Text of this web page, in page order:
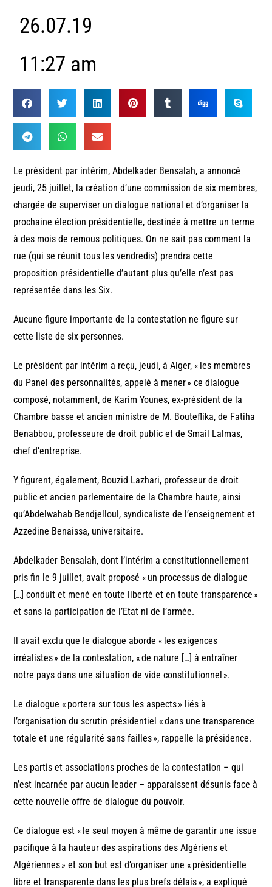
26.07.19
11:27 am
Le président par intérim, Abdelkader Bensalah, a annoncé
jeudi, 25 juillet, la création d’une commission de six membres,
chargée de superviser un dialogue national et d’organiser la
prochaine élection présidentielle, destinée à mettre un terme
à des mois de remous politiques. On ne sait pas comment la
rue (qui se réunit tous les vendredis) prendra cette
proposition présidentielle d’autant plus qu’elle n’est pas
représentée dans les Six.
Aucune figure importante de la contestation ne figure sur
cette liste de six personnes.
Le président par intérim a reçu, jeudi, à Alger, « les membres
du Panel des personnalités, appelé à mener » ce dialogue
composé, notamment, de Karim Younes, ex-président de la
Chambre basse et ancien ministre de M. Bouteflika, de Fatiha
Benabbou, professeure de droit public et de Smail Lalmas,
chef d’entreprise.
Y figurent, également, Bouzid Lazhari, professeur de droit
public et ancien parlementaire de la Chambre haute, ainsi
qu’Abdelwahab Bendjelloul, syndicaliste de l’enseignement et
Azzedine Benaissa, universitaire.
Abdelkader Bensalah, dont l’intérim a constitutionnellement
pris fin le 9 juillet, avait proposé « un processus de dialogue
[…] conduit et mené en toute liberté et en toute transparence »
et sans la participation de l’Etat ni de l’armée.
Il avait exclu que le dialogue aborde « les exigences
irréalistes » de la contestation, « de nature […] à entraîner
notre pays dans une situation de vide constitutionnel ».
Le dialogue « portera sur tous les aspects » liés à
l’organisation du scrutin présidentiel « dans une transparence
totale et une régularité sans failles », rappelle la présidence.
Les partis et associations proches de la contestation – qui
n’est incarnée par aucun leader – apparaissent désunis face à
cette nouvelle offre de dialogue du pouvoir.
Ce dialogue est « le seul moyen à même de garantir une issue
pacifique à la hauteur des aspirations des Algériens et
Algériennes » et son but est d’organiser une « présidentielle
libre et transparente dans les plus brefs délais », a expliqué